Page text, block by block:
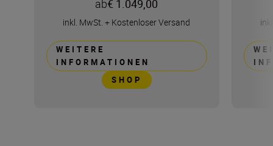
ab€ 1.049,00
inkl. MwSt. + Kostenloser Versand
WEITERE
INFORMATIONEN
SHOP